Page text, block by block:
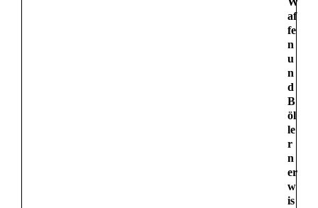
af
fe
n
u
n
d
B
öl
le
r
n
er
w
is